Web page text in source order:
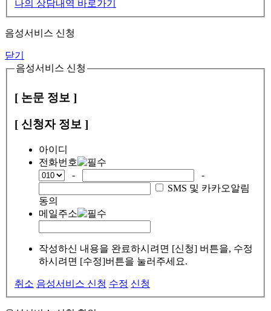
나의 상담내역 바로가기
음성서비스 신청
닫기
음성서비스 신청
[ 논문 정보 ]
[ 신청자 정보 ]
아이디
전화번호
-
-
SMS 및 카카오알림
동의
메일주소
작성하신 내용을 완료하시려면 [신청] 버튼을, 수정
하시려면 [수정]버튼을 눌러주세요.
취소 음성서비스 신청 수정 신청